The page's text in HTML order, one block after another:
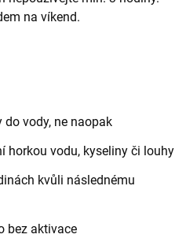
na víkend.
vody, ne naopak
horkou vodu, kyseliny či louhy
kvůli následnému
bez aktivace